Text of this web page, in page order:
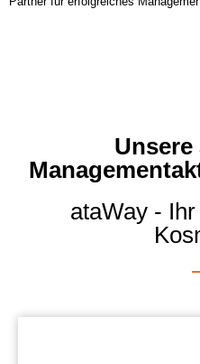
Unsere
ataWay -